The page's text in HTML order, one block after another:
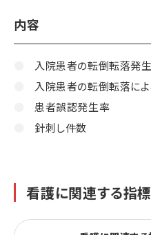
内容
入院患者の転倒転落発生
入院患者の転倒転落によ
患者誤認発生率
針刺し件数
看護に関連する指標